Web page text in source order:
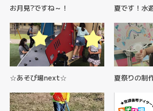
お月見?ですね～！ 夏です！水
☆あそび場next☆ 夏祭りの制